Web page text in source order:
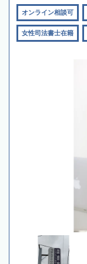
オンライン相談可
女性司法書士在籍